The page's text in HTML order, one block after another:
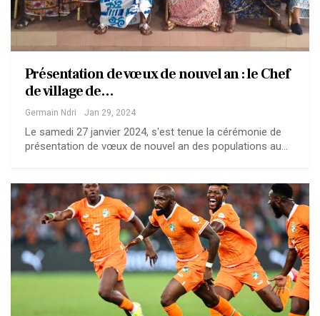
Présentation de vœux de nouvel an : le Chef
de village de…
Germain Ndri Jan 29, 2024
Le samedi 27 janvier 2024, s'est tenue la cérémonie de
présentation de vœux de nouvel an des populations au…